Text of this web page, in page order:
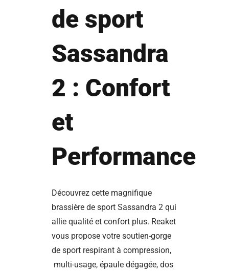
de sport
Sassandra
2 : Confort
et
Performance
Découvrez cette magnifique
brassière de sport Sassandra 2 qui
allie qualité et confort plus. Reaket
vous propose votre soutien-gorge
de sport respirant à compression,
multi-usage, épaule dégagée, dos